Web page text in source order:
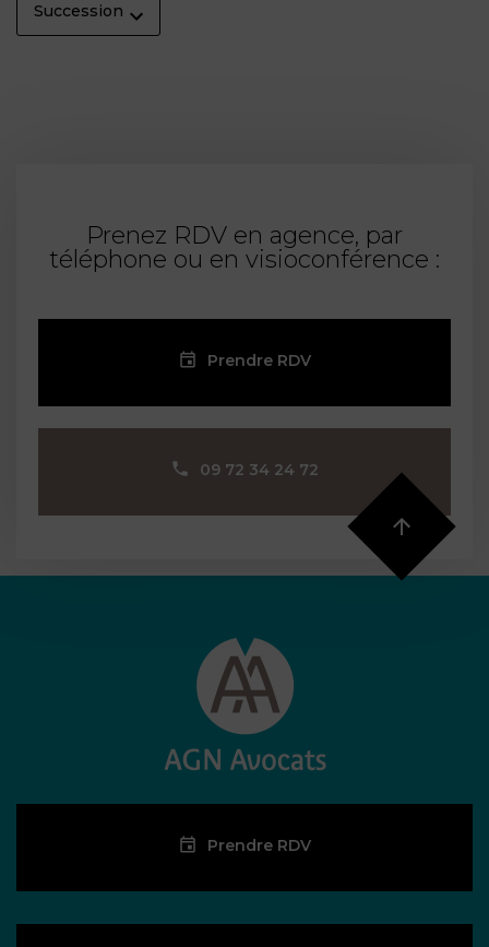
Succession
Prenez RDV en agence, par
téléphone ou en visioconférence :
Prendre RDV
09 72 34 24 72
Prendre RDV